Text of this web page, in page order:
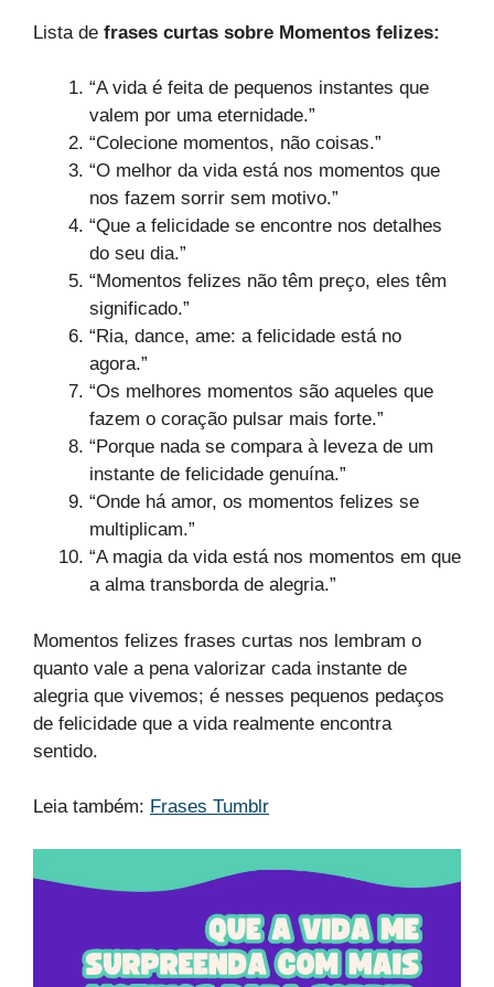
Lista de frases curtas sobre Momentos felizes:
“A vida é feita de pequenos instantes que
valem por uma eternidade.”
“Colecione momentos, não coisas.”
“O melhor da vida está nos momentos que
nos fazem sorrir sem motivo.”
“Que a felicidade se encontre nos detalhes
do seu dia.”
“Momentos felizes não têm preço, eles têm
significado.”
“Ria, dance, ame: a felicidade está no
agora.”
“Os melhores momentos são aqueles que
fazem o coração pulsar mais forte.”
“Porque nada se compara à leveza de um
instante de felicidade genuína.”
“Onde há amor, os momentos felizes se
multiplicam.”
“A magia da vida está nos momentos em que
a alma transborda de alegria.”
Momentos felizes frases curtas nos lembram o
quanto vale a pena valorizar cada instante de
alegria que vivemos; é nesses pequenos pedaços
de felicidade que a vida realmente encontra
sentido.
Leia também: Frases Tumblr​